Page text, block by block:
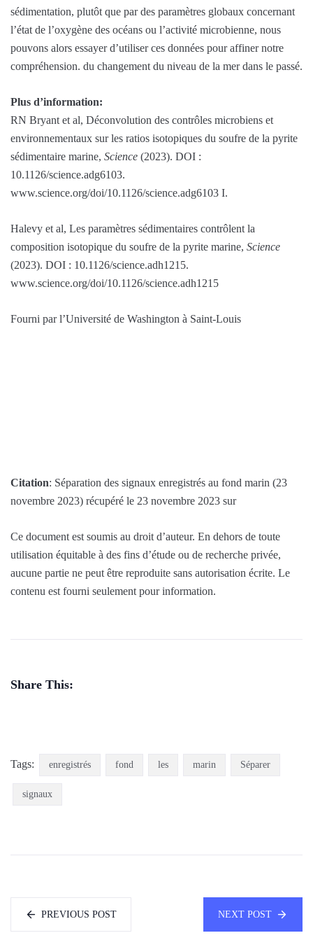
sédimentation, plutôt que par des paramètres globaux concernant
l’état de l’oxygène des océans ou l’activité microbienne, nous
pouvons alors essayer d’utiliser ces données pour affiner notre
compréhension. du changement du niveau de la mer dans le passé.
Plus d’information:
RN Bryant et al, Déconvolution des contrôles microbiens et
environnementaux sur les ratios isotopiques du soufre de la pyrite
sédimentaire marine, Science (2023). DOI :
10.1126/science.adg6103.
www.science.org/doi/10.1126/science.adg6103 I.
Halevy et al, Les paramètres sédimentaires contrôlent la
composition isotopique du soufre de la pyrite marine, Science
(2023). DOI : 10.1126/science.adh1215.
www.science.org/doi/10.1126/science.adh1215
Fourni par l’Université de Washington à Saint-Louis
Citation: Séparation des signaux enregistrés au fond marin (23
novembre 2023) récupéré le 23 novembre 2023 sur
Ce document est soumis au droit d’auteur. En dehors de toute
utilisation équitable à des fins d’étude ou de recherche privée,
aucune partie ne peut être reproduite sans autorisation écrite. Le
contenu est fourni seulement pour information.
Share This:
Tags: enregistrés fond les marin Séparer
signaux
PREVIOUS POST NEXT POST